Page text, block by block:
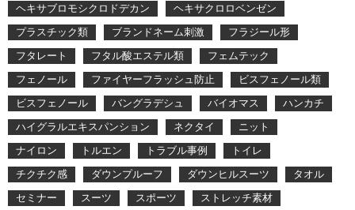
ヘキサブロモシクロドデカン
ヘキサクロロベンゼン
プラスチック類
ブランドネーム刺激
フラジール形
フタレート
フタル酸エステル類
フェムテック
フェノール
ファイヤーフラッシュ防止
ビスフェノール類
ビスフェノール
バングラデシュ バイオマス
ハンカチ
ハイグラルエキスパンション
ネクタイ
ニット
ナイロン
トルエン トラブル事例
トイレ
チクチク感
ダウンプルーフ ダウンヒルスーツ
タオル
セミナー
スーツ スポーツ ストレッチ素材